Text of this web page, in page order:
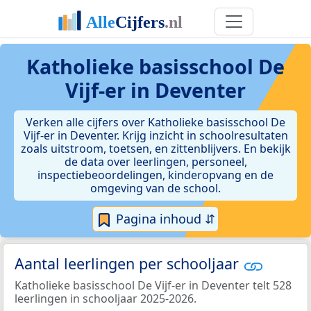
Katholieke basisschool De
Vijf-er in Deventer
Verken alle cijfers over Katholieke basisschool De
Vijf-er in Deventer. Krijg inzicht in schoolresultaten
zoals uitstroom, toetsen, en zittenblijvers. En bekijk
de data over leerlingen, personeel,
inspectiebeoordelingen, kinderopvang en de
omgeving van de school.
Pagina inhoud ⇵
Aantal leerlingen per schooljaar
Katholieke basisschool De Vijf-er in Deventer telt 528
leerlingen in schooljaar 2025-2026.